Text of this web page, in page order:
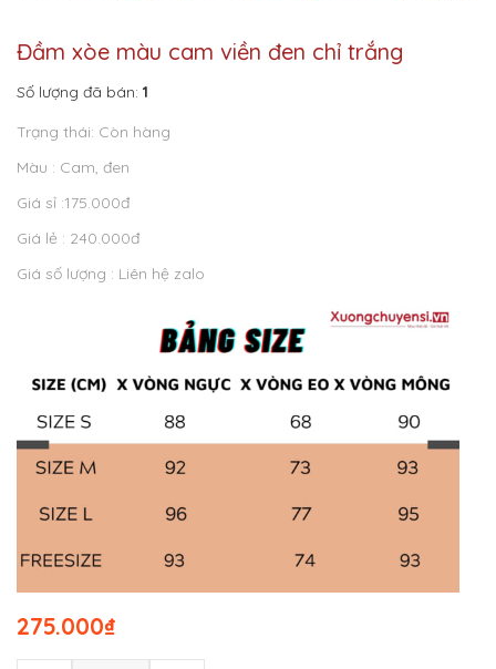
Đầm xòe màu cam viền đen chỉ trắng
Số lượng đã bán: 1
Trạng thái: Còn hàng
Màu : Cam, đen
Giá sỉ :175.000đ
Giá lẻ : 240.000đ
Giá số lượng : Liên hệ zalo
₫
275.000